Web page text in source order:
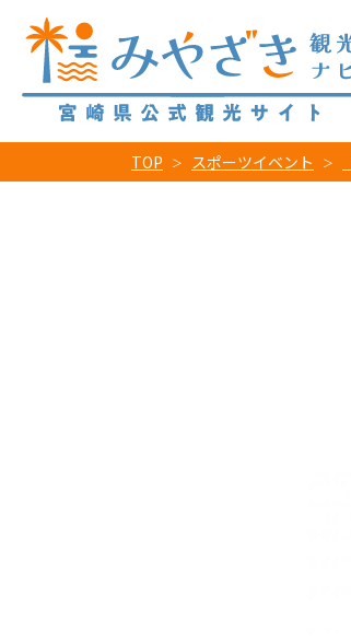
TOP スポーツイベント